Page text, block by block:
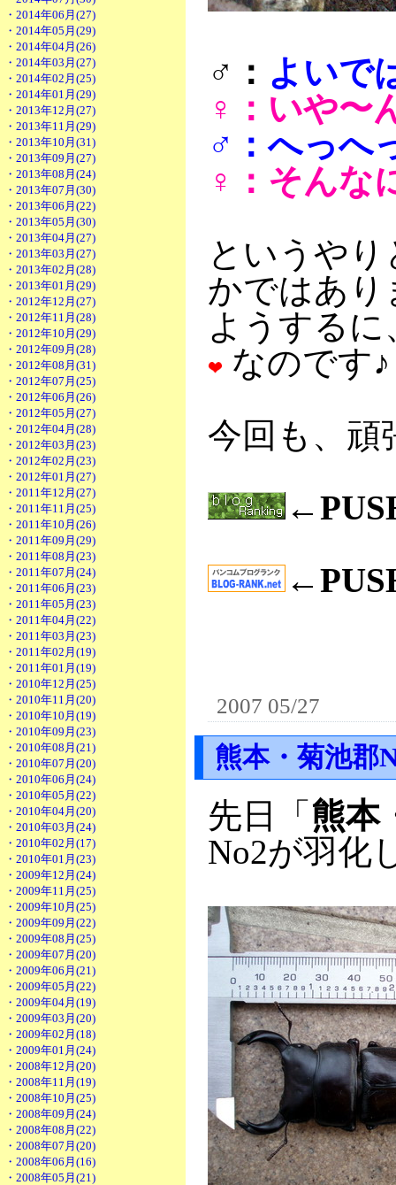
・2014年06月(27)
・2014年05月(29)
・2014年04月(26)
・2014年03月(27)
・2014年02月(25)
・2014年01月(29)
・2013年12月(27)
・2013年11月(29)
・2013年10月(31)
・2013年09月(27)
・2013年08月(24)
・2013年07月(30)
・2013年06月(22)
・2013年05月(30)
・2013年04月(27)
・2013年03月(27)
・2013年02月(28)
・2013年01月(29)
・2012年12月(27)
・2012年11月(28)
・2012年10月(29)
・2012年09月(28)
・2012年08月(31)
・2012年07月(25)
・2012年06月(26)
・2012年05月(27)
・2012年04月(28)
・2012年03月(23)
・2012年02月(23)
・2012年01月(27)
・2011年12月(27)
・2011年11月(25)
・2011年10月(26)
・2011年09月(29)
・2011年08月(23)
・2011年07月(24)
・2011年06月(23)
・2011年05月(23)
・2011年04月(22)
・2011年03月(23)
・2011年02月(19)
・2011年01月(19)
・2010年12月(25)
・2010年11月(20)
・2010年10月(19)
・2010年09月(23)
・2010年08月(21)
・2010年07月(20)
・2010年06月(24)
・2010年05月(22)
・2010年04月(20)
・2010年03月(24)
・2010年02月(17)
・2010年01月(23)
・2009年12月(24)
・2009年11月(25)
・2009年10月(25)
・2009年09月(22)
・2009年08月(25)
・2009年07月(20)
・2009年06月(21)
・2009年05月(22)
・2009年04月(19)
・2009年03月(20)
・2009年02月(18)
・2009年01月(24)
・2008年12月(20)
・2008年11月(19)
・2008年10月(25)
・2008年09月(24)
・2008年08月(22)
・2008年07月(20)
・2008年06月(16)
・2008年05月(21)
♂： よいで
♀：いや〜
♂：へっへ
♀：そんな
というや
かではあり
ようする
なのです♪
今回も、頑
2007 05/27
熊本・菊池郡
先日「 熊本
No2が羽化